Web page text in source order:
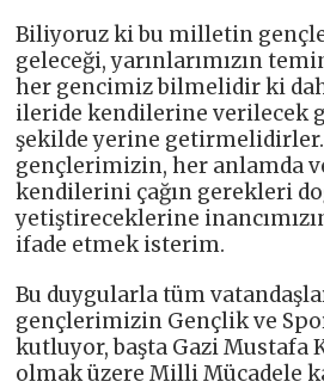
Biliyoruz ki bu milletin
geleceği, yarınlarımızın
her gencimiz bilmelidir ki
ileride kendilerine verilecek
şekilde yerine
gençlerimizin, her anlamda
kendilerini çağın gerekleri
yetiştireceklerine
ifade etmek isterim.
Bu duygularla tüm
gençlerimizin Gençlik ve Spor
kutluyor, başta Gazi Mustafa
olmak üzere Milli Mücadele